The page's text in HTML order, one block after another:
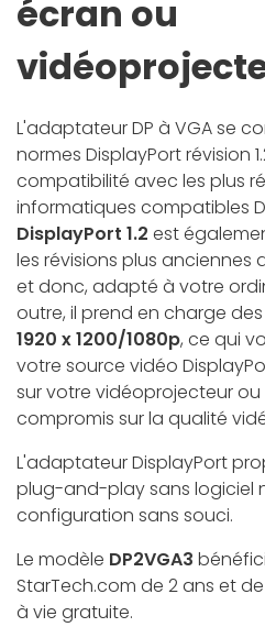
écran ou
L'adaptateur DP à VGA se
normes DisplayPort révision
compatibilité avec les plus
informatiques compatibles
DisplayPort 1.2 est
les révisions plus anciennes
et donc, adapté à votre
outre, il prend en charge
1920 x 1200/1080p, ce qui
votre source vidéo
sur votre vidéoprojecteur ou
compromis sur la qualité
L'adaptateur DisplayPort
plug-and-play sans logiciel
configuration sans souci.
Le modèle DP2VGA3
StarTech.com de 2 ans et
à vie gratuite.